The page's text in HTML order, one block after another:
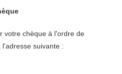
votre chèque à l'ordre de
suivante :